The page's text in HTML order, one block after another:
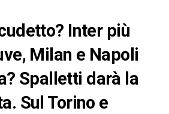
Inter più
Milan e Napoli
Spalletti darà la
Sul Torino e